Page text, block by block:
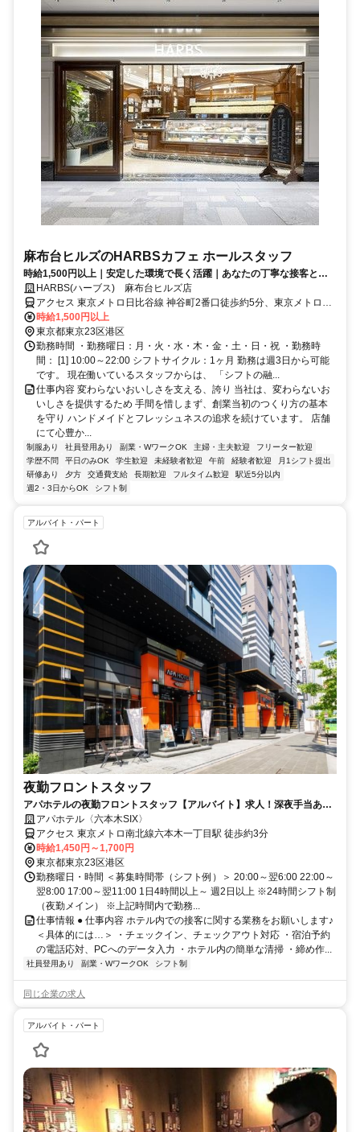
麻布台ヒルズのHARBSカフェ ホールスタッフ
時給1,500円以上｜安定した環境で長く活躍｜あなたの丁寧な接客と笑
顔で、心地よい空間へ。
HARBS(ハーブス) 麻布台ヒルズ店
アクセス 東京メトロ日比谷線 神谷町2番口徒歩約5分、東京メトロ南
北線 六本木一丁目2番口徒歩約9分、都営大江戸線 赤羽橋赤羽橋口徒
歩約15分 『神谷町駅』5番出口直結！日比谷線、南北線、大江戸線沿
線のエリアからのアクセス良好！
時給1,500円以上
東京都東京23区港区
勤務時間 ・勤務曜日：月・火・水・木・金・土・日・祝 ・勤務時
間： [1] 10:00～22:00 シフトサイクル：1ヶ月 勤務は週3日から可能
です。 現在働いているスタッフからは、 「シフトの融...
仕事内容 変わらないおいしさを支える、誇り 当社は、変わらないお
いしさを提供するため 手間を惜しまず、創業当初のつくり方の基本
を守り ハンドメイドとフレッシュネスの追求を続けています。 店舗
にて心豊か...
制服あり 社員登用あり 副業・WワークOK 主婦・主夫歓迎
フリーター歓迎
学歴不問
平日のみOK 学生歓迎 未経験者歓迎 午前 経験者歓迎
月1シフト提出
研修あり
夕方 交通費支給 長期歓迎 フルタイム歓迎
駅近5分以内
週2・3日からOK
シフト制
アルバイト・パート
夜勤フロントスタッフ
アパホテルの夜勤フロントスタッフ【アルバイト】求人！深夜手当あり
の夜勤帯でしっかり稼げる
アパホテル〈六本木SIX〉
アクセス 東京メトロ南北線六本木一丁目駅 徒歩約3分
時給1,450円～1,700円
東京都東京23区港区
勤務曜日・時間 ＜募集時間帯（シフト例）＞ 20:00～翌6:00 22:00～
翌8:00 17:00～翌11:00 1日4時間以上～ 週2日以上 ※24時間シフト制
（夜勤メイン） ※上記時間内で勤務...
仕事情報 ● 仕事内容 ホテル内での接客に関する業務をお願いします♪
＜具体的には…＞ ・チェックイン、チェックアウト対応 ・宿泊予約
の電話応対、PCへのデータ入力 ・ホテル内の簡単な清掃 ・締め作...
社員登用あり 副業・WワークOK シフト制
同じ企業の求人
アルバイト・パート